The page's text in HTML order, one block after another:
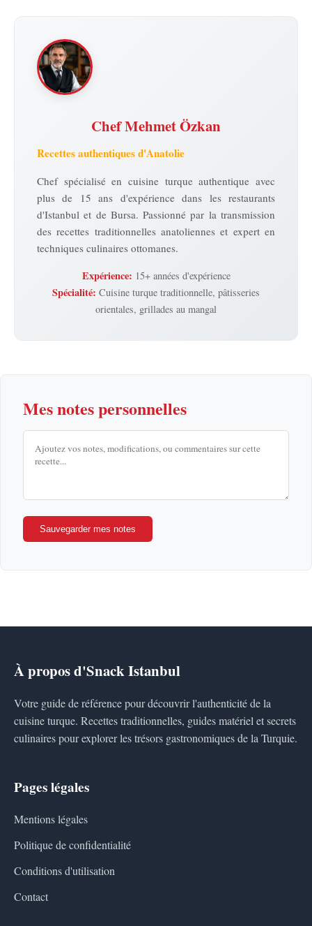
Chef Mehmet Özkan
Recettes authentiques d'Anatolie
Chef spécialisé en cuisine turque authentique avec
plus de 15 ans d'expérience dans les restaurants
d'Istanbul et de Bursa. Passionné par la transmission
des recettes traditionnelles anatoliennes et expert en
techniques culinaires ottomanes.
Expérience: 15+ années d'expérience
Spécialité: Cuisine turque traditionnelle, pâtisseries
orientales, grillades au mangal
Mes notes personnelles
Sauvegarder mes notes
À propos d'Snack Istanbul
Votre guide de référence pour découvrir l'authenticité de la
cuisine turque. Recettes traditionnelles, guides matériel et secrets
culinaires pour explorer les trésors gastronomiques de la Turquie.
Pages légales
Mentions légales
Politique de confidentialité
Conditions d'utilisation
Contact